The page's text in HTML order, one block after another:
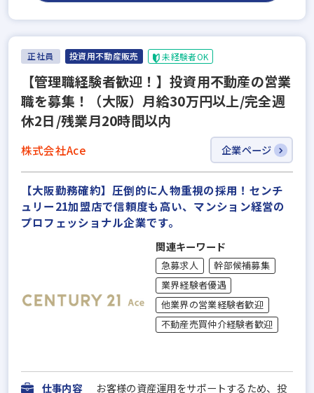
正社員 投資用不動産販売 未経験者OK
【管理職経験者歓迎！】投資用不動産の営業
職を募集！（大阪）月給30万円以上/完全週
休2日/残業月20時間以内
株式会社Ace 企業ページ
【大阪勤務確約】圧倒的に人物重視の採用！センチ
ュリー21加盟店で信頼度も高い、マンション経営の
プロフェッショナル企業です。
関連キーワード
急募求人
幹部候補募集
業界経験者優遇
他業界の営業経験者歓迎
不動産売買仲介経験者歓迎
仕事内容 お客様の資産運用をサポートするため、投